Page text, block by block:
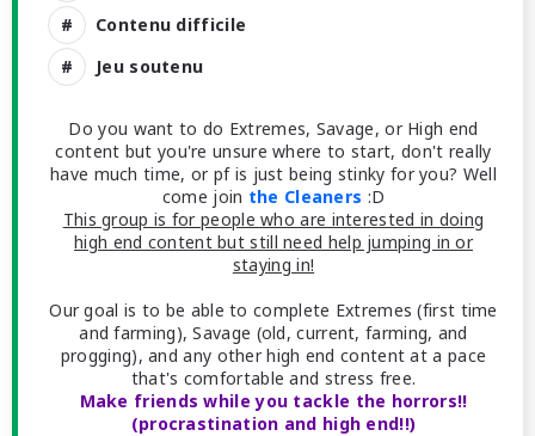
Contenu difficile
Jeu soutenu
Do you want to do Extremes, Savage, or High end
content but you're unsure where to start, don't really
have much time, or pf is just being stinky for you? Well
come join the Cleaners :D
This group is for people who are interested in doing
high end content but still need help jumping in or
staying in!
Our goal is to be able to complete Extremes (first time
and farming), Savage (old, current, farming, and
progging), and any other high end content at a pace
that's comfortable and stress free.
Make friends while you tackle the horrors!!
(procrastination and high end!!)